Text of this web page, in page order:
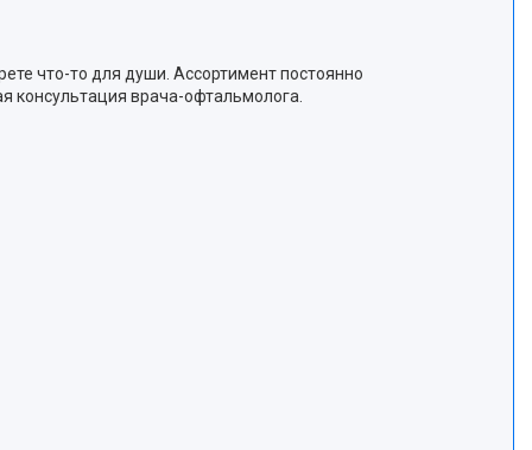
что-то для души. Ассортимент постоянно
консультация врача-офтальмолога.